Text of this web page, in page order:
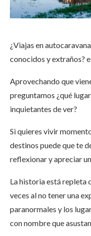
¿Viajas en
conocidos y extraños?
Aprovechando que
preguntamos ¿qué
inquietantes de ver?
Si quieres vivir
destinos puede que te
reflexionar y apreciar
La historia está repleta
veces al no tener una
paranormales y los
con nombre que asustan.